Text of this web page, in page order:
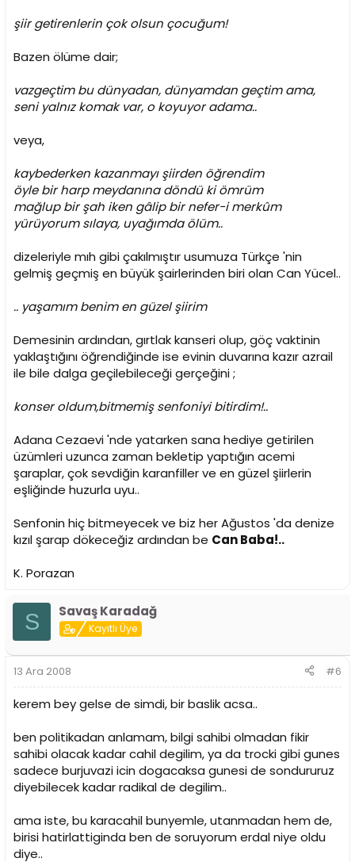
şiir getirenlerin çok olsun çocuğum!
Bazen ölüme dair;
vazgeçtim bu dünyadan, dünyamdan geçtim ama,
seni yalnız komak var, o koyuyor adama..
veya,
kaybederken kazanmayı şiirden öğrendim
öyle bir harp meydanına döndü ki ömrüm
mağlup bir şah iken gâlip bir nefer-i merkûm
yürüyorum sılaya, uyağımda ölüm..
dizeleriyle mıh gibi çakılmıştır usumuza Türkçe 'nin
gelmiş geçmiş en büyük şairlerinden biri olan Can Yücel..
.. yaşamım benim en güzel şiirim
Demesinin ardından, gırtlak kanseri olup, göç vaktinin
yaklaştığını öğrendiğinde ise evinin duvarına kazır azrail
ile bile dalga geçilebileceği gerçeğini ;
konser oldum,bitmemiş senfoniyi bitirdim!..
Adana Cezaevi 'nde yatarken sana hediye getirilen
üzümleri uzunca zaman bekletip yaptığın acemi
şaraplar, çok sevdiğin karanfiller ve en güzel şiirlerin
eşliğinde huzurla uyu..
Senfonin hiç bitmeyecek ve biz her Ağustos 'da denize
kızıl şarap dökeceğiz ardından be Can Baba!..
K. Porazan
S Savaş Karadağ
Kayıtlı Üye
13 Ara 2008 #6
kerem bey gelse de simdi, bir baslik acsa..
ben politikadan anlamam, bilgi sahibi olmadan fikir
sahibi olacak kadar cahil degilim, ya da trocki gibi gunes
sadece burjuvazi icin dogacaksa gunesi de sondururuz
diyebilecek kadar radikal de degilim..
ama iste, bu karacahil bunyemle, utanmadan hem de,
birisi hatirlattiginda ben de soruyorum erdal niye oldu
diye..